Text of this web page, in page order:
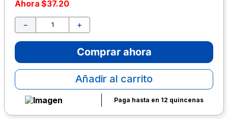
Ahora $37.20
＋
－
Comprar ahora
Añadir al carrito
Paga hasta en 12 quincenas
10. escolar